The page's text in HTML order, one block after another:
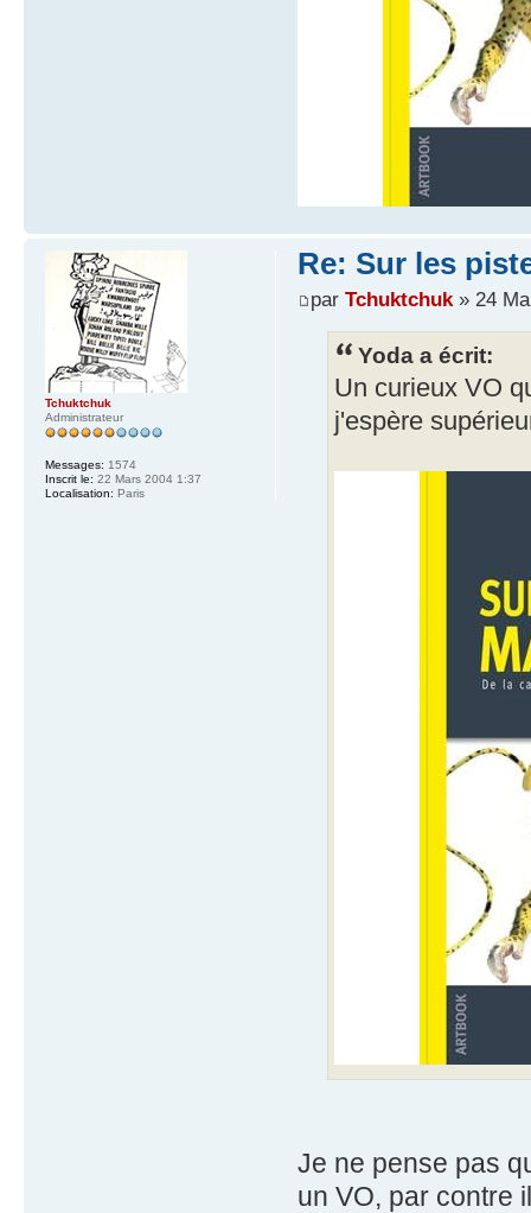
Re: Sur les
par Tchuktchuk» 24
Yoda a écrit:
Un curieux VO
j'espère
Je ne pense pas
un VO, par contre
Tchuktchuk
Administrateur
Messages: 1574
Inscrit le: 22 Mars 2004 1:37
Localisation: Paris